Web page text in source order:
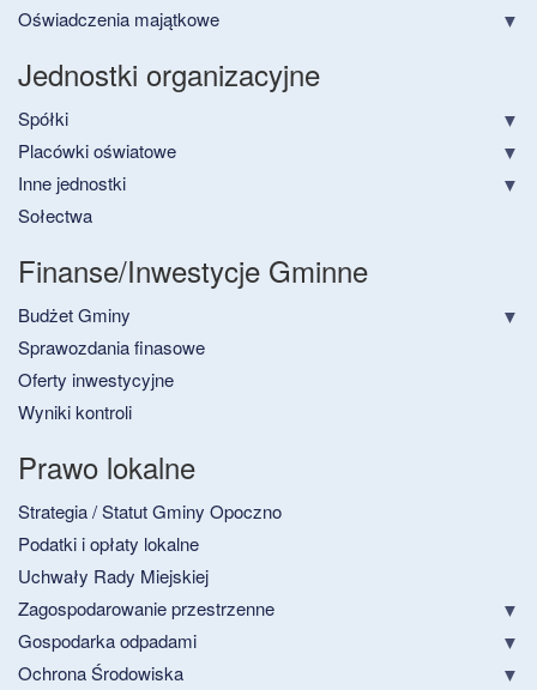
Oświadczenia majątkowe
Jednostki organizacyjne
Spółki
Placówki oświatowe
Inne jednostki
Sołectwa
Finanse/Inwestycje Gminne
Budżet Gminy
Sprawozdania finasowe
Oferty inwestycyjne
Wyniki kontroli
Prawo lokalne
Strategia / Statut Gminy Opoczno
Podatki i opłaty lokalne
Uchwały Rady Miejskiej
Zagospodarowanie przestrzenne
Gospodarka odpadami
Ochrona Środowiska